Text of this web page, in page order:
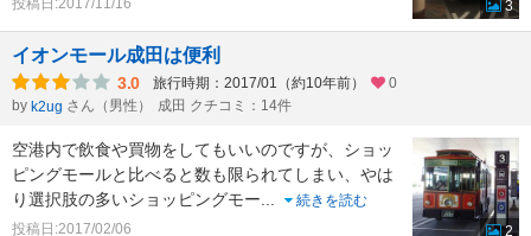
投稿日:2017/11/16
3
イオンモール成田は便利
3.0 旅行時期：2017/01（約10年前）
0
by k2ug さん（男性） 成田 クチコミ：14件
空港内で飲食や買物をしてもいいのですが、ショッ
ピングモールと比べると数も限られてしまい、やは
り選択肢の多いショッピングモー...
続きを読む
投稿日:2017/02/06
2